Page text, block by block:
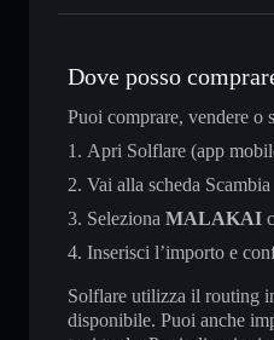
Dove posso
Puoi comprare, vendere o
Apri Solflare (app
Vai alla scheda Scambia
Seleziona MALAKAI
Inserisci l’importo e
Solflare utilizza il routing
disponibile. Puoi anche